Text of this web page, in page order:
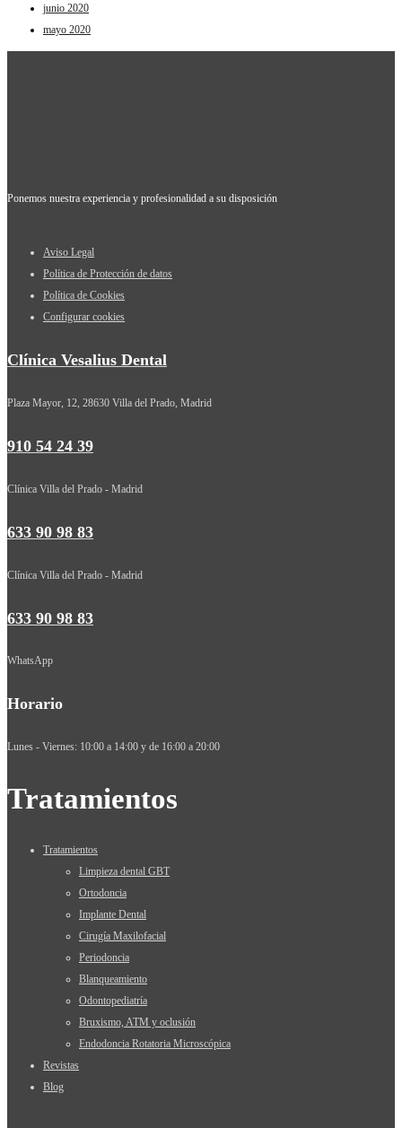
junio 2020
mayo 2020
Ponemos nuestra experiencia y profesionalidad a su disposición
Aviso Legal
Política de Protección de datos
Política de Cookies
Configurar cookies
Clínica Vesalius Dental
Plaza Mayor, 12, 28630 Villa del Prado, Madrid
910 54 24 39
Clínica Villa del Prado - Madrid
633 90 98 83
Clínica Villa del Prado - Madrid
633 90 98 83
WhatsApp
Horario
Lunes - Viernes: 10:00 a 14:00 y de 16:00 a 20:00
Tratamientos
Tratamientos
Limpieza dental GBT
Ortodoncia
Implante Dental
Cirugía Maxilofacial
Periodoncia
Blanqueamiento
Odontopediatría
Bruxismo, ATM y oclusión
Endodoncia Rotatoria Microscópica
Revistas
Blog